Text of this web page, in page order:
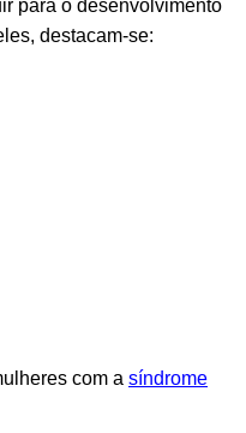
para o desenvolvimento
destacam-se:
com a síndrome